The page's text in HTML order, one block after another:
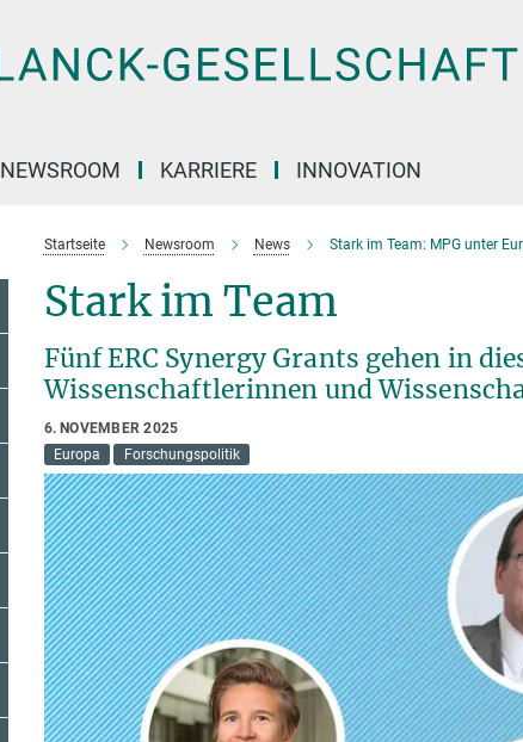
NEWSROOM KARRIERE INNOVATION
Startseite Newsroom News Stark im Team: MPG unter
Stark im Team
Fünf ERC Synergy Grants gehen in
Wissenschaftlerinnen und
6. NOVEMBER 2025
Europa
Forschungspolitik